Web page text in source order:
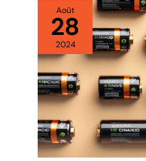
Août
28
2024